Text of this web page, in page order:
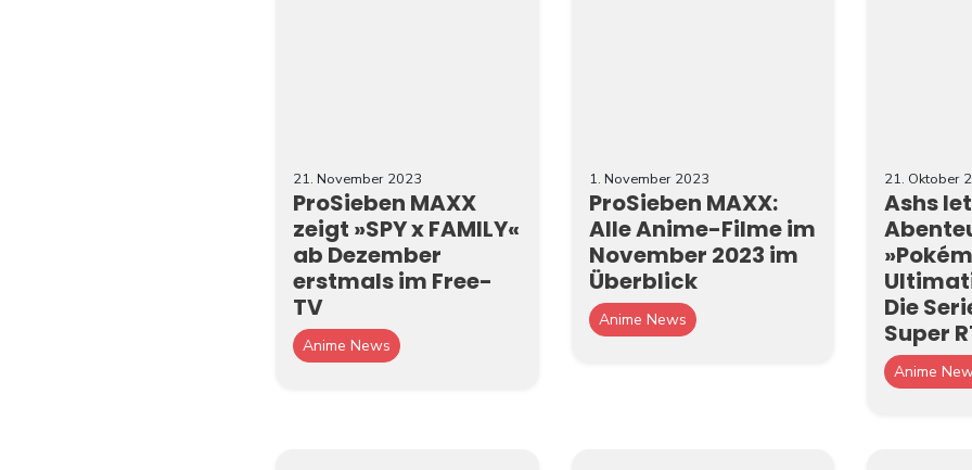
21. November 2023
ProSieben MAXX
zeigt »SPY x FAMILY«
ab Dezember
erstmals im Free-
TV
Anime News
1. November 2023
ProSieben MAXX:
Alle Anime-Filme im
November 2023 im
Überblick
Anime News
21. Oktober
Ashs
Die
Super
Anime